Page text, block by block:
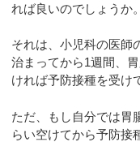
れば良いのでしょうか。
それは、小児科の医師
治まってから1週間、
ければ予防接種を受け
ただ、もし自分では胃
らい空けてから予防接